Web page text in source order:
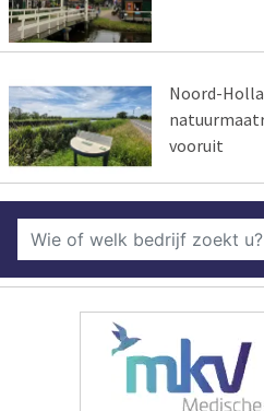
Noord-
vooruit